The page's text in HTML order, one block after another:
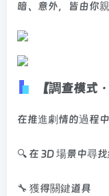
暗、意外，皆由你親
【調查模式
在推進劇情的過程
🔍 在 3D 場景中尋
🔧 獲得關鍵道具